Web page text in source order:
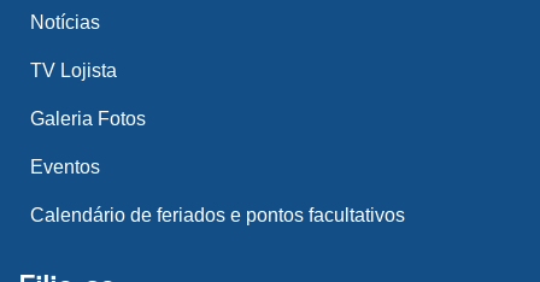
Notícias
TV Lojista
Galeria Fotos
Eventos
Calendário de feriados e pontos facultativos